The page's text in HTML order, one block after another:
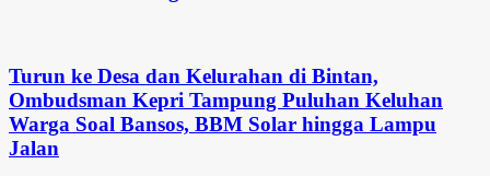
Turun ke Desa dan Kelurahan di Bintan,
Ombudsman Kepri Tampung Puluhan Keluhan
Warga Soal Bansos, BBM Solar hingga Lampu
Jalan